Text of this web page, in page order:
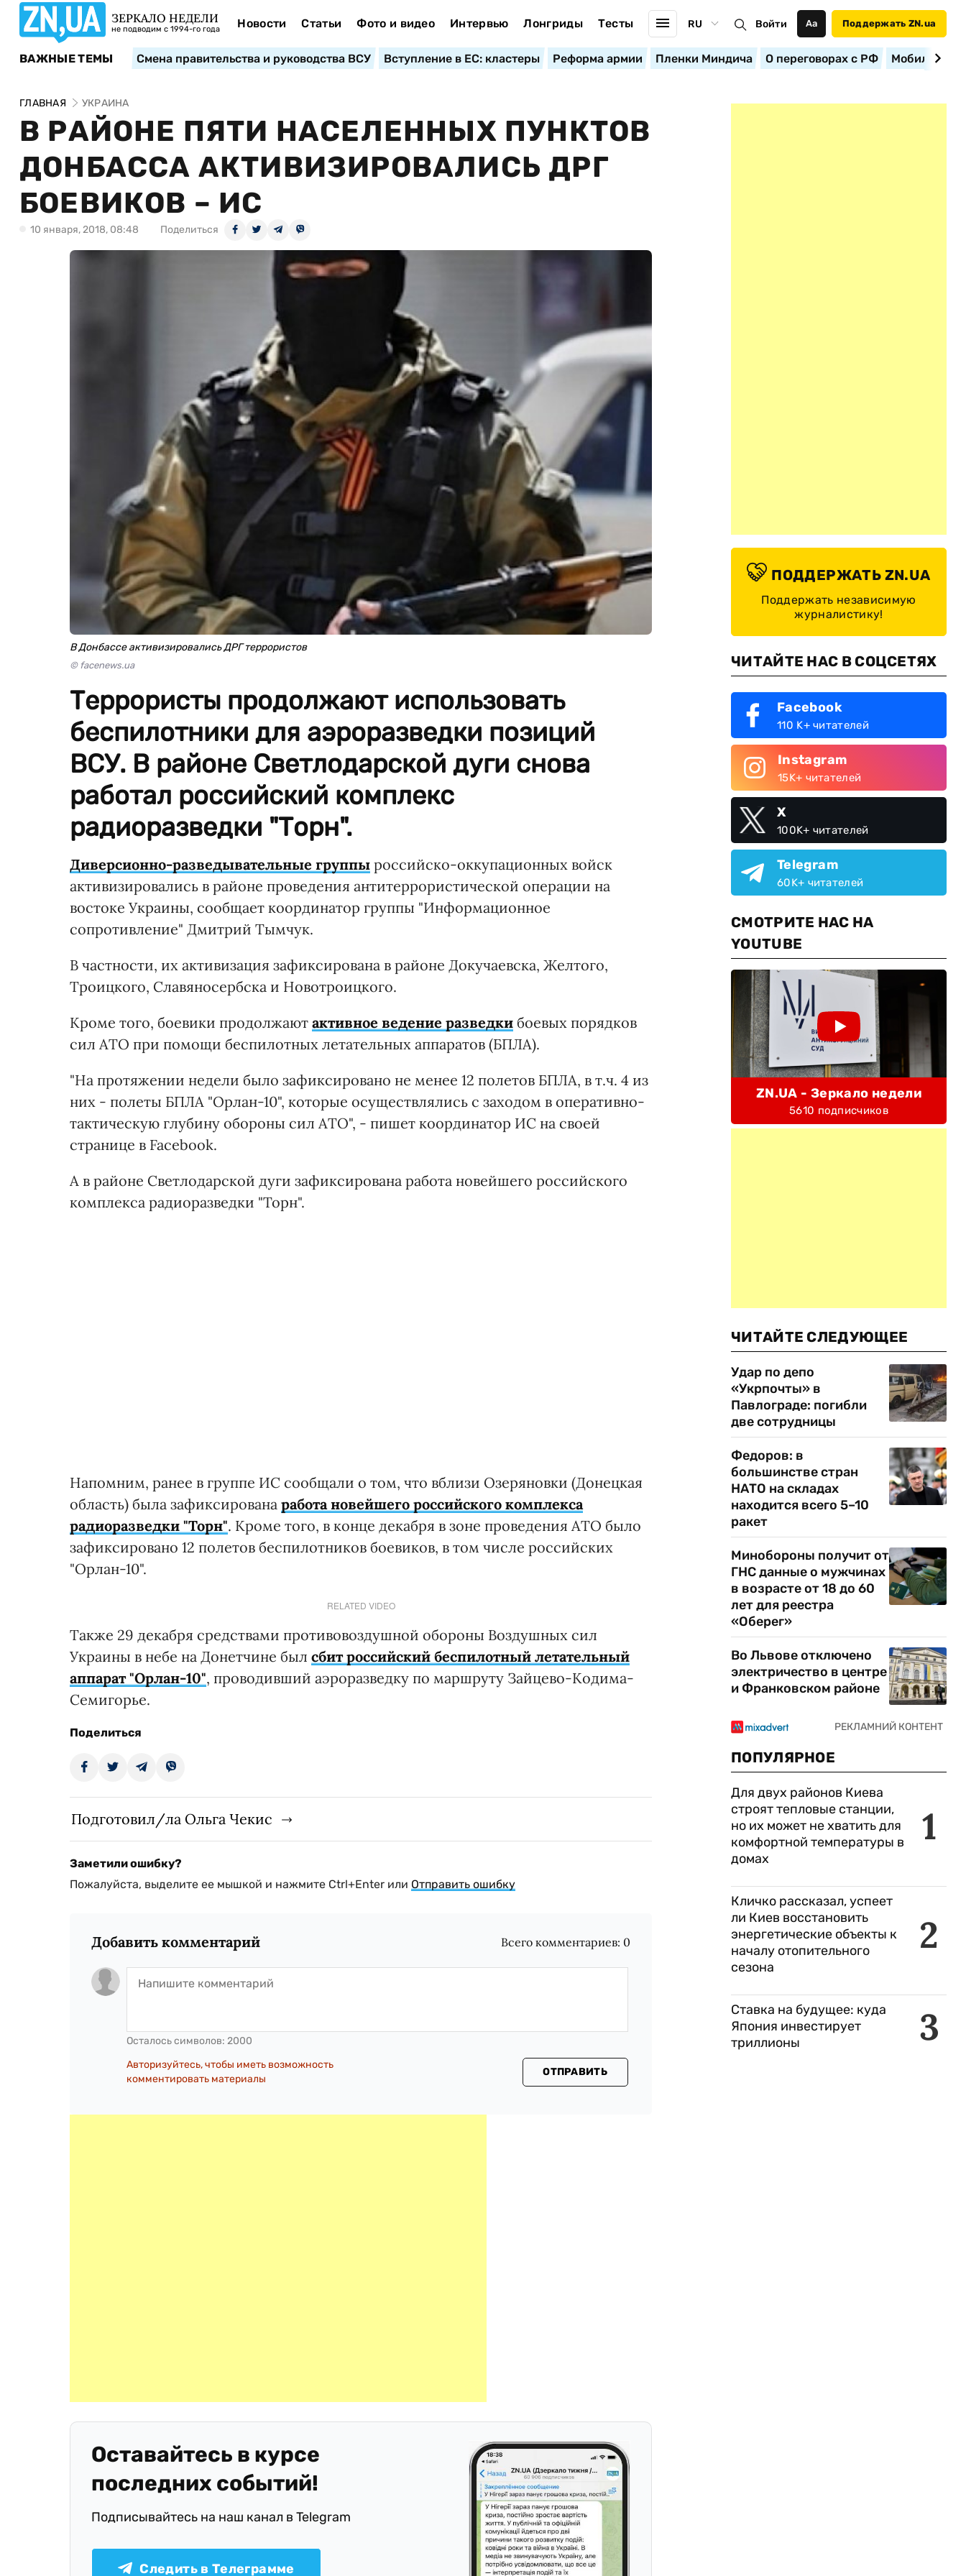
ЗЕРКАЛО НЕДЕЛИ
не подводим с 1994-го года Новости Статьи Фото и видео Интервью Лонгриды Тесты RU Войти Аа Поддержать ZN.ua
ВАЖНЫЕ ТЕМЫ Смена правительства и руководства ВСУ Вступление в ЕС: кластеры Реформа армии Пленки Миндича О переговорах с РФ
ГЛАВНАЯ УКРАИНА
В РАЙОНЕ ПЯТИ НАСЕЛЕННЫХ ПУНКТОВ
ДОНБАССА АКТИВИЗИРОВАЛИСЬ ДРГ
БОЕВИКОВ – ИС
10 января, 2018, 08:48 Поделиться
В Донбассе активизировались ДРГ террористов
© facenews.ua
Террористы продолжают использовать
беспилотники для аэроразведки позиций
ВСУ. В районе Светлодарской дуги снова
работал российский комплекс
радиоразведки "Торн".
Диверсионно-разведывательные группы российско-оккупационных войск
активизировались в районе проведения антитеррористической операции на
востоке Украины, сообщает координатор группы "Информационное
сопротивление" Дмитрий Тымчук.
В частности, их активизация зафиксирована в районе Докучаевска, Желтого,
Троицкого, Славяносербска и Новотроицкого.
Кроме того, боевики продолжают активное ведение разведки боевых порядков
сил АТО при помощи беспилотных летательных аппаратов (БПЛА).
"На протяжении недели было зафиксировано не менее 12 полетов БПЛА, в т.ч. 4 из
них - полеты БПЛА "Орлан-10", которые осуществлялись с заходом в оперативно-
тактическую глубину обороны сил АТО", - пишет координатор ИС на своей
странице в Facebook.
А в районе Светлодарской дуги зафиксирована работа новейшего российского
комплекса радиоразведки "Торн".
Напомним, ранее в группе ИС сообщали о том, что вблизи Озеряновки (Донецкая
область) была зафиксирована работа новейшего российского комплекса
радиоразведки "Торн". Кроме того, в конце декабря в зоне проведения АТО было
зафиксировано 12 полетов беспилотников боевиков, в том числе российских
"Орлан-10".
RELATED VIDEO
Также 29 декабря средствами противовоздушной обороны Воздушных сил
Украины в небе на Донетчине был сбит российский беспилотный летательный
аппарат "Орлан-10", проводивший аэроразведку по маршруту Зайцево-Кодима-
Семигорье.
Поделиться
Подготовил/ла Ольга Чекис
Заметили ошибку?
Пожалуйста, выделите ее мышкой и нажмите Ctrl+Enter или Отправить ошибку
Добавить комментарий Всего комментариев: 0
Осталось символов: 2000
Авторизуйтесь, чтобы иметь возможность
комментировать материалы
ОТПРАВИТЬ
Оставайтесь в курсе
последних событий!
Подписывайтесь на наш канал в Telegram
Следить в Телеграмме
ПОДДЕРЖАТЬ ZN.UA
Поддержать независимую
журналистику!
ЧИТАЙТЕ НАС В СОЦСЕТЯХ
Facebook
110 K+ читателей
Instagram
15K+ читателей
X
100K+ читателей
Telegram
60K+ читателей
СМОТРИТЕ НАС НА
YOUTUBE
ZN.UA - Зеркало недели
5610 подписчиков
ЧИТАЙТЕ СЛЕДУЮЩЕЕ
Удар по депо
«Укрпочты» в
Павлограде: погибли
две сотрудницы
Федоров: в
большинстве стран
НАТО на складах
находится всего 5–10
ракет
Минобороны получит от
ГНС данные о мужчинах
в возрасте от 18 до 60
лет для реестра
«Оберег»
Во Львове отключено
электричество в центре
и Франковском районе
ПОПУЛЯРНОЕ
1
Для двух районов Киева
строят тепловые станции,
но их может не хватить для
комфортной температуры в
домах
2
Кличко рассказал, успеет
ли Киев восстановить
энергетические объекты к
началу отопительного
сезона
3
Ставка на будущее: куда
Япония инвестирует
триллионы